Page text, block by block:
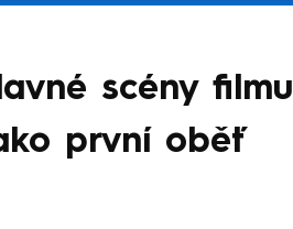
scény filmu
první oběť